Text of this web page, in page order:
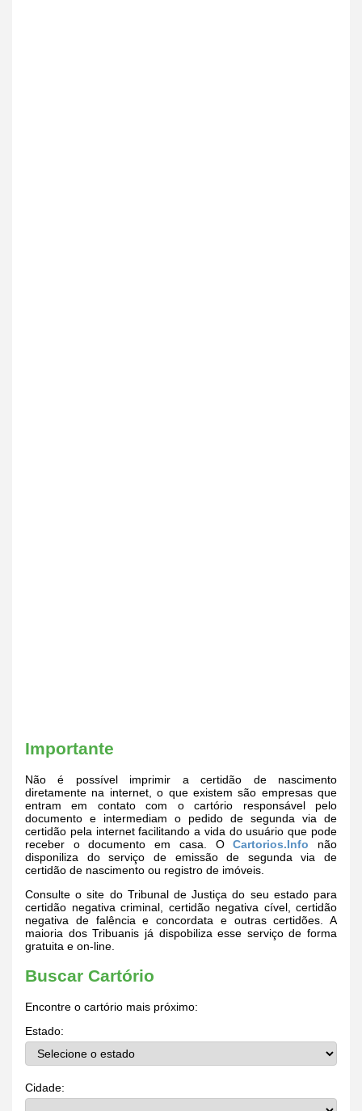
Importante
Não é possível imprimir a certidão de nascimento
diretamente na internet, o que existem são empresas que
entram em contato com o cartório responsável pelo
documento e intermediam o pedido de segunda via de
certidão pela internet facilitando a vida do usuário que pode
receber o documento em casa. OCartorios.Info não
disponiliza do serviço de emissão de segunda via de
certidão de nascimento ou registro de imóveis.
Consulte o site do Tribunal de Justiça do seu estado para
certidão negativa criminal, certidão negativa cível, certidão
negativa de falência e concordata e outras certidões. A
maioria dos Tribuanis já dispobiliza esse serviço de forma
gratuita e on-line.
Buscar Cartório
Encontre o cartório mais próximo:
Estado:
Cidade: